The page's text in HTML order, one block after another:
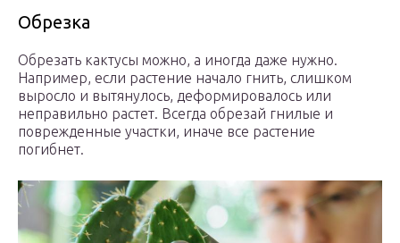
Обрезка
Обрезать кактусы можно, а иногда даже нужно.
Например, если растение начало гнить, слишком
выросло и вытянулось, деформировалось или
неправильно растет. Всегда обрезай гнилые и
поврежденные участки, иначе все растение
погибнет.